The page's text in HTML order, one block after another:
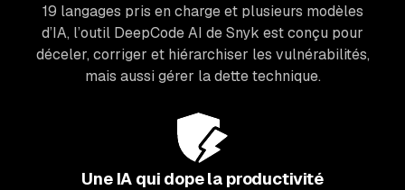
19 langages pris en charge et plusieurs modèles
d’IA, l’outil DeepCode AI de Snyk est conçu pour
déceler, corriger et hiérarchiser les vulnérabilités,
mais aussi gérer la dette technique.
Une IA qui dope la productivité